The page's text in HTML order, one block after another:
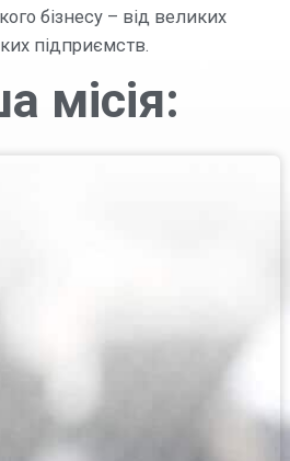
бізнесу – від великих
підприємств.
місія: